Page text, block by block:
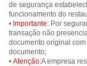
de segurança
funcionamento do
• Importante: Por
transação não
documento original
documento;
• Atenção:A empresa